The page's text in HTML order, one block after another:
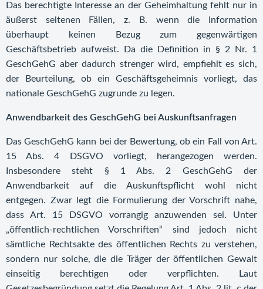
Das berechtigte Interesse an der Geheimhaltung fehlt nur in
äußerst seltenen Fällen, z. B. wenn die Information
überhaupt keinen Bezug zum gegenwärtigen
Geschäftsbetrieb aufweist. Da die Definition in § 2 Nr. 1
GeschGehG aber dadurch strenger wird, empfiehlt es sich,
der Beurteilung, ob ein Geschäftsgeheimnis vorliegt, das
nationale GeschGehG zugrunde zu legen.
Anwendbarkeit des GeschGehG bei Auskunftsanfragen
Das GeschGehG kann bei der Bewertung, ob ein Fall von Art.
15 Abs. 4 DSGVO vorliegt, herangezogen werden.
Insbesondere steht § 1 Abs. 2 GeschGehG der
Anwendbarkeit auf die Auskunftspflicht wohl nicht
entgegen. Zwar legt die Formulierung der Vorschrift nahe,
dass Art. 15 DSGVO vorrangig anzuwenden sei. Unter
„öffentlich-rechtlichen Vorschriften“ sind jedoch nicht
sämtliche Rechtsakte des öffentlichen Rechts zu verstehen,
sondern nur solche, die die Träger der öffentlichen Gewalt
einseitig berechtigen oder verpflichten. Laut